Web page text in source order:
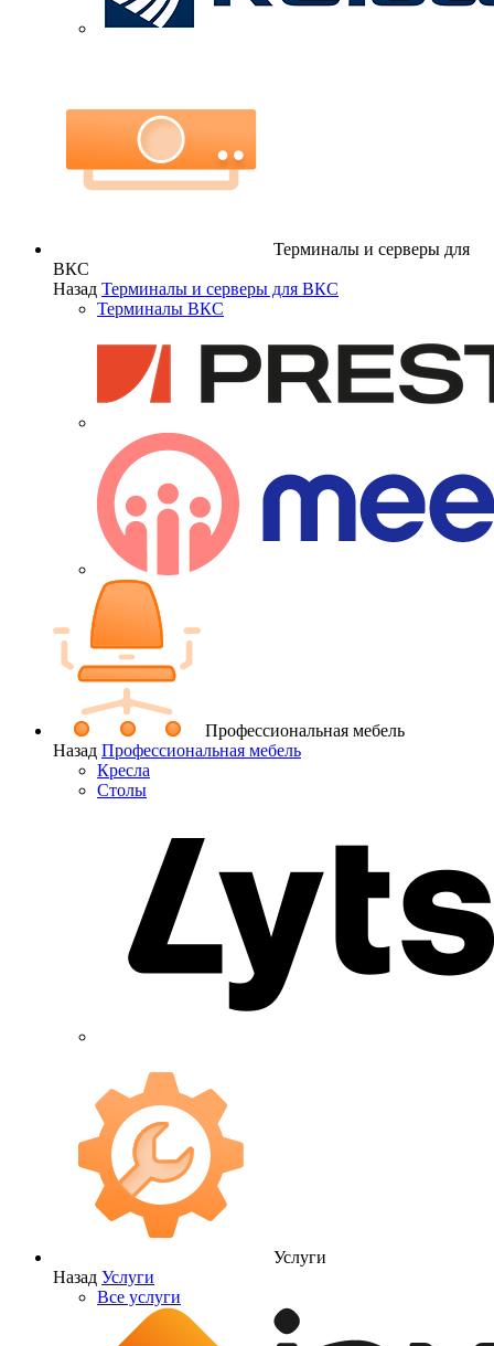
Терминалы и серверы для
ВКС
Назад Терминалы и серверы для ВКС
Терминалы ВКС
Профессиональная мебель
Назад Профессиональная мебель
Кресла
Столы
Услуги
Назад Услуги
Все услуги